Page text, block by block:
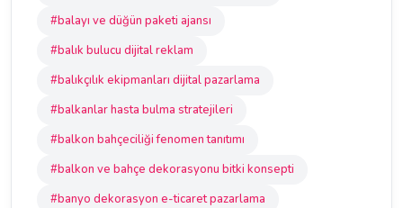
#balayı ve düğün paketi ajansı
#balık bulucu dijital reklam
#balıkçılık ekipmanları dijital pazarlama
#balkanlar hasta bulma stratejileri
#balkon bahçeciliği fenomen tanıtımı
#balkon ve bahçe dekorasyonu bitki konsepti
#banyo dekorasyon e-ticaret pazarlama